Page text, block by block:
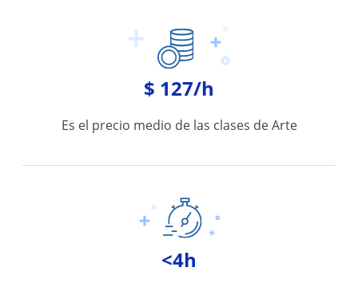
$ 127/h
Es el precio medio de las clases de Arte
<4h